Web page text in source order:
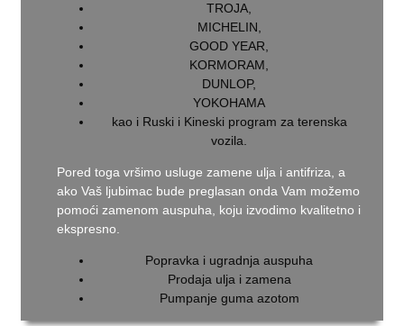
TROJA,
MICHELIN,
GOOD YEAR,
KORMORAM,
DUNLOP,
YOKOHAMA
kao i Ruski i Kineski program za terenska
vozila.
Pored toga vršimo usluge zamene ulja i antifriza, a
ako Vaš ljubimac bude preglasan onda Vam možemo
pomoći zamenom auspuha, koju izvodimo kvalitetno i
ekspresno.
Popravka i ugradnja auspuha
Prodaja ulja i zamena
Pumpanje guma azotom